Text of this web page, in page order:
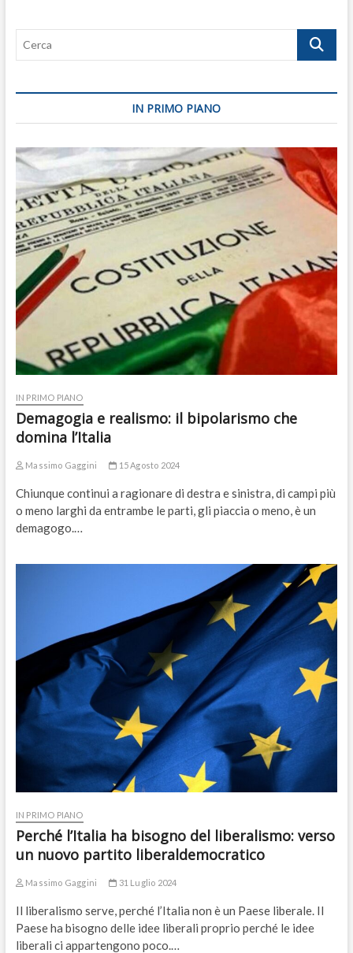
Cerca
IN PRIMO PIANO
IN PRIMO PIANO
Demagogia e realismo: il bipolarismo che
domina l’Italia
Massimo Gaggini 15 Agosto 2024
Chiunque continui a ragionare di destra e sinistra, di campi più
o meno larghi da entrambe le parti, gli piaccia o meno, è un
demagogo.…
IN PRIMO PIANO
Perché l’Italia ha bisogno del liberalismo: verso
un nuovo partito liberaldemocratico
Massimo Gaggini 31 Luglio 2024
Il liberalismo serve, perché l’Italia non è un Paese liberale. Il
Paese ha bisogno delle idee liberali proprio perché le idee
liberali ci appartengono poco.…